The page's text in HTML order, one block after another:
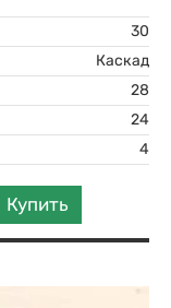
30
Каскад
28
24
4
Купить